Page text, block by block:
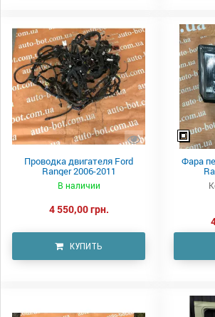
Проводка двигателя Ford
Ranger 2006-2011
В наличии
4 550,00 грн.
КУПИТЬ
Фара